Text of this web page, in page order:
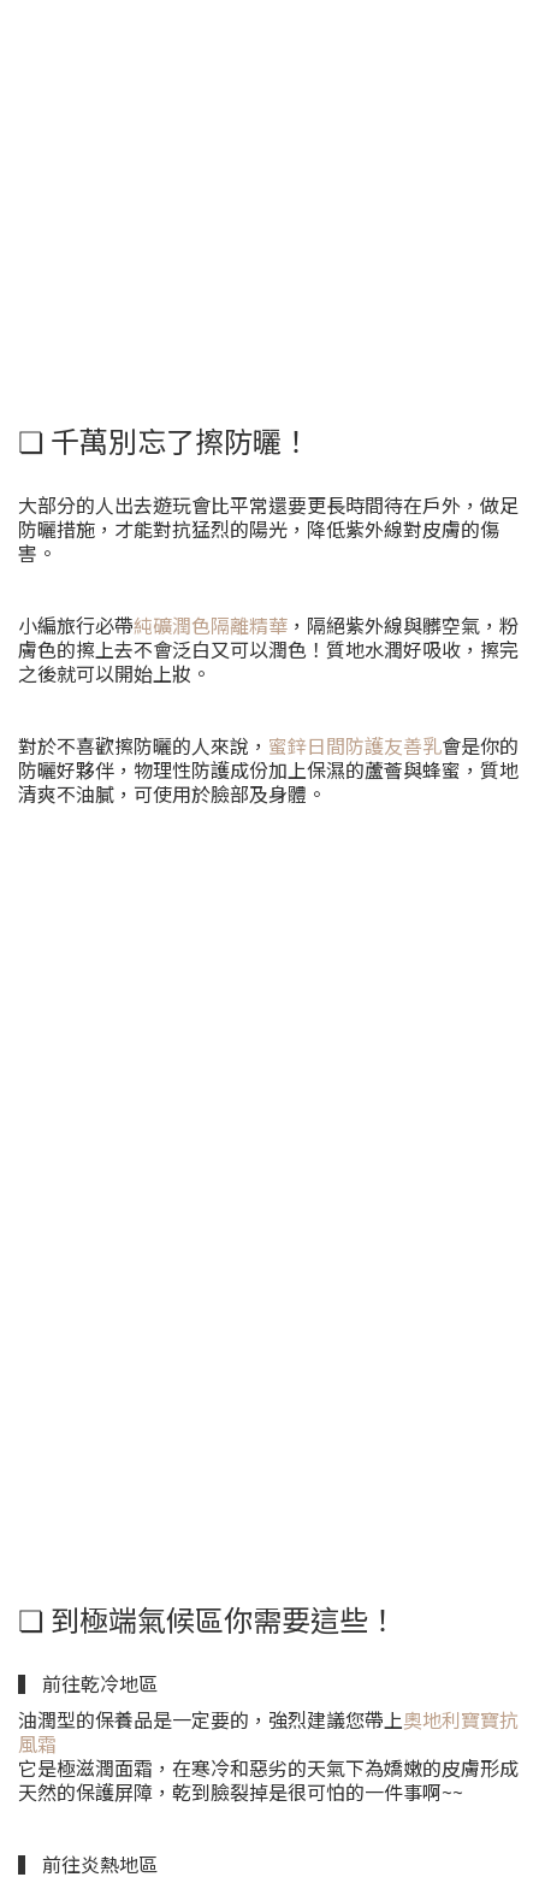
❏ 千萬別忘了擦防曬！
大部分的人出去遊玩會比平常還要更長時間待在戶外，做足
防曬措施，才能對抗猛烈的陽光，降低紫外線對皮膚的傷
害。
小編旅行必帶純礦潤色隔離精華 ，隔絕紫外線與髒空氣，粉
膚色的擦上去不會泛白又可以潤色！質地水潤好吸收，擦完
之後就可以開始上妝。
對於不喜歡擦防曬的人來說， 蜜鋅日間防護友善乳會是你的
防曬好夥伴，物理性防護成份加上保濕的蘆薈與蜂蜜，質地
清爽不油膩，可使用於臉部及身體。
❏ 到極端氣候區你需要這些！
▍ 前往乾冷地區
油潤型的保養品是一定要的，強烈建議您帶上奧地利寶寶抗
風霜
它是極滋潤面霜，在寒冷和惡劣的天氣下為嬌嫩的皮膚形成
天然的保護屏障，乾到臉裂掉是很可怕的一件事啊~~
▍ 前往炎熱地區